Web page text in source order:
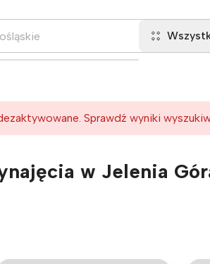
Sprawdź wyniki
w Jelenia